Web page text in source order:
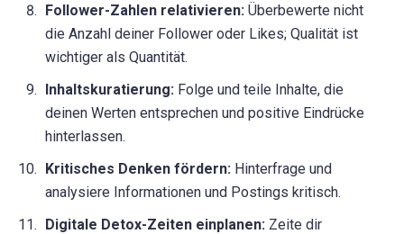
Follower-Zahlen relativieren: Überbewerte nicht
die Anzahl deiner Follower oder Likes; Qualität ist
wichtiger als Quantität.
Inhaltskuratierung: Folge und teile Inhalte, die
deinen Werten entsprechen und positive Eindrücke
hinterlassen.
Kritisches Denken fördern: Hinterfrage und
analysiere Informationen und Postings kritisch.
Digitale Detox-Zeiten einplanen: Zeite dir